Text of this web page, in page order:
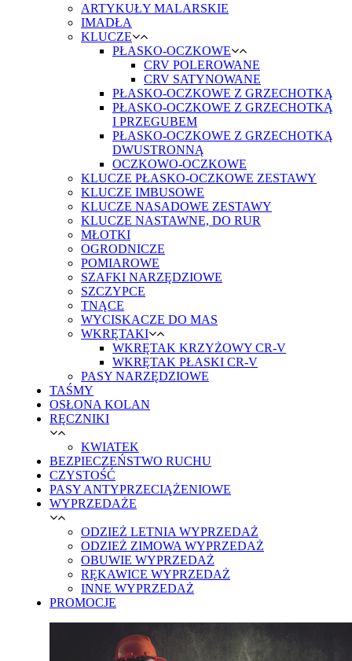
ARTYKUŁY MALARSKIE
IMADŁA
KLUCZE
PŁASKO-OCZKOWE
CRV POLEROWANE
CRV SATYNOWANE
PŁASKO-OCZKOWE Z GRZECHOTKĄ
PŁASKO-OCZKOWE Z GRZECHOTKĄ
I PRZEGUBEM
PŁASKO-OCZKOWE Z GRZECHOTKĄ
DWUSTRONNĄ
OCZKOWO-OCZKOWE
KLUCZE PŁASKO-OCZKOWE ZESTAWY
KLUCZE IMBUSOWE
KLUCZE NASADOWE ZESTAWY
KLUCZE NASTAWNE, DO RUR
MŁOTKI
OGRODNICZE
POMIAROWE
SZAFKI NARZĘDZIOWE
SZCZYPCE
TNĄCE
WYCISKACZE DO MAS
WKRĘTAKI
WKRĘTAK KRZYŻOWY CR-V
WKRĘTAK PŁASKI CR-V
PASY NARZĘDZIOWE
TAŚMY
OSŁONA KOLAN
RĘCZNIKI
KWIATEK
BEZPIECZEŃSTWO RUCHU
CZYSTOŚĆ
PASY ANTYPRZECIĄŻENIOWE
WYPRZEDAŻE
ODZIEŻ LETNIA WYPRZEDAŻ
ODZIEŻ ZIMOWA WYPRZEDAŻ
OBUWIE WYPRZEDAŻ
RĘKAWICE WYPRZEDAŻ
INNE WYPRZEDAŻ
PROMOCJE